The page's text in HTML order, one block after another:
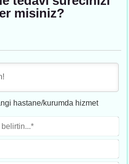
misiniz?
hastane/kurumda hizmet